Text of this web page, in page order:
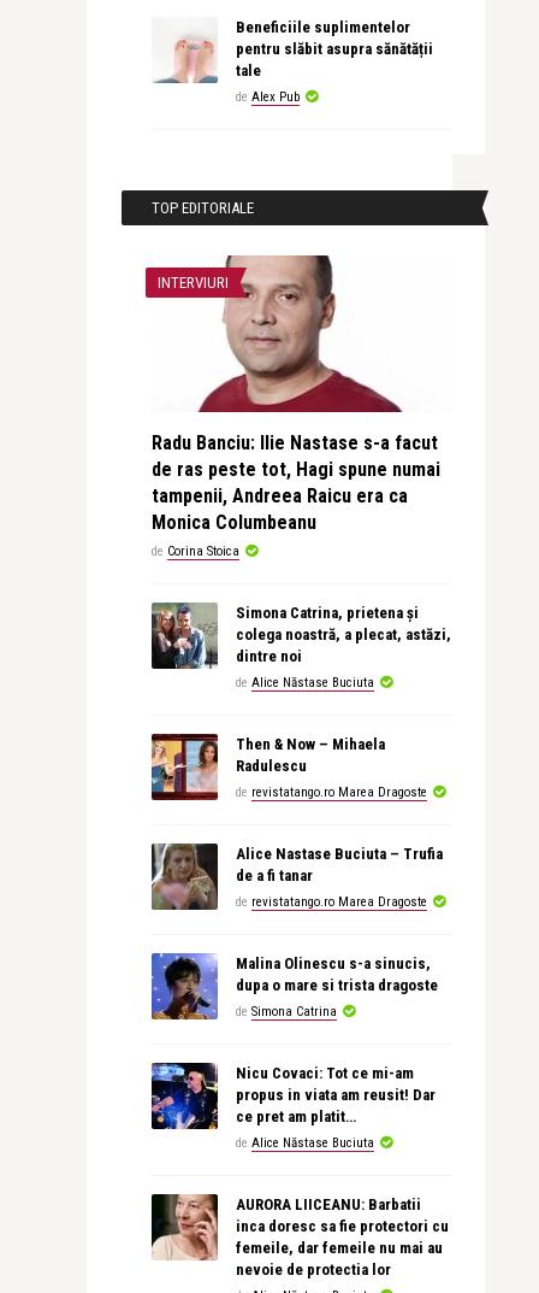
Beneficiile suplimentelor
pentru slăbit asupra sănătății
tale
de Alex Pub
TOP EDITORIALE
INTERVIURI
Radu Banciu: Ilie Nastase s-a facut
de ras peste tot, Hagi spune numai
tampenii, Andreea Raicu era ca
Monica Columbeanu
de Corina Stoica
Simona Catrina, prietena și
colega noastră, a plecat, astăzi,
dintre noi
de Alice Năstase Buciuta
Then & Now – Mihaela
Radulescu
de revistatango.ro Marea Dragoste
Alice Nastase Buciuta – Trufia
de a fi tanar
de revistatango.ro Marea Dragoste
Malina Olinescu s-a sinucis,
dupa o mare si trista dragoste
de Simona Catrina
Nicu Covaci: Tot ce mi-am
propus in viata am reusit! Dar
ce pret am platit…
de Alice Năstase Buciuta
AURORA LIICEANU: Barbatii
inca doresc sa fie protectori cu
femeile, dar femeile nu mai au
nevoie de protectia lor